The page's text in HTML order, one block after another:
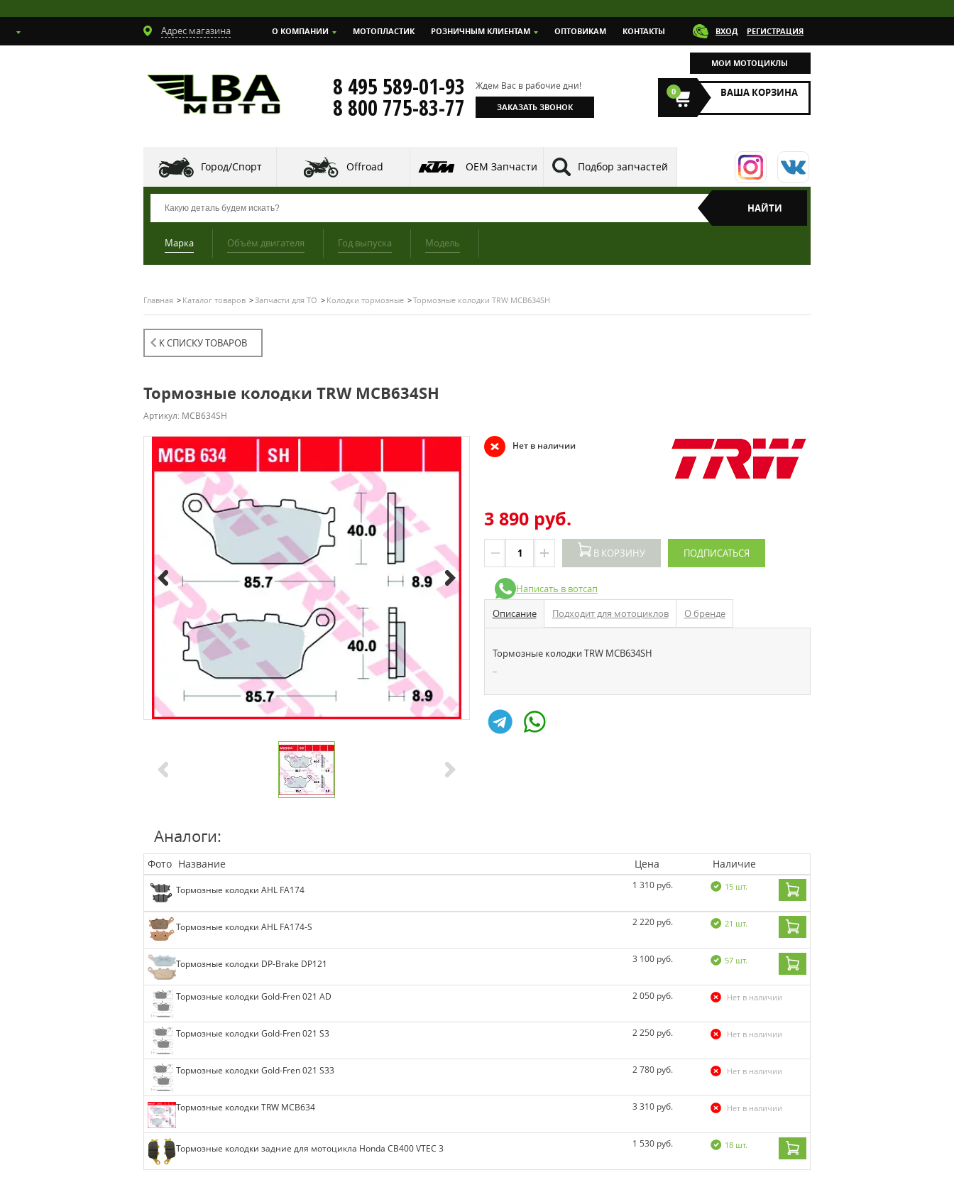
Адрес магазина О КОМПАНИИ МОТОПЛАСТИК РОЗНИЧНЫМ КЛИЕНТАМ ОПТОВИКАМ КОНТАКТЫ ВХОД РЕГИСТРАЦИЯ
МОИ МОТОЦИКЛЫ
8 495 589-01-93
8 800 775-83-77
Ждем Вас в рабочие дни!
ЗАКАЗАТЬ ЗВОНОК
0 ВАША КОРЗИНА
Город/Спорт Offroad OEM Запчасти Подбор запчастей
Марка Объём двигателя Год выпуска Модель
Главная Каталог товаров Запчасти для ТО Колодки тормозные Тормозные колодки TRW MCB634SH
К СПИСКУ ТОВАРОВ
Тормозные колодки TRW MCB634SH
Артикул: MCB634SH
Нет в наличии
3 890 руб.
В КОРЗИНУ ПОДПИСАТЬСЯ
Написать в вотсап
Описание
Тормозные колодки TRW MCB634SH
..
Подходит для мотоциклов О бренде
Аналоги:
Фото Название Цена Наличие
Тормозные колодки AHL FA174 1 310 руб. 15 шт.
Тормозные колодки AHL FA174-S 2 220 руб. 21 шт.
Тормозные колодки DP-Brake DP121 3 100 руб. 57 шт.
Тормозные колодки Gold-Fren 021 AD 2 050 руб. Нет в наличии
Тормозные колодки Gold-Fren 021 S3 2 250 руб. Нет в наличии
Тормозные колодки Gold-Fren 021 S33 2 780 руб. Нет в наличии
Тормозные колодки TRW MCB634 3 310 руб. Нет в наличии
Тормозные колодки задние для мотоцикла Honda CB400 VTEC 3 1 530 руб. 18 шт.